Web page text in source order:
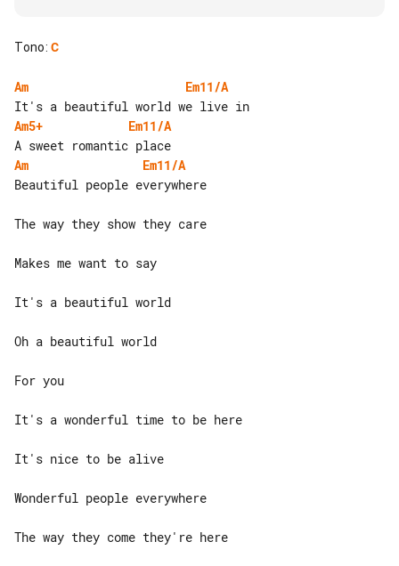
Tono: C
Am
Em11/A
Am5+
Em11/A
Am
Em11/A
Beautiful people everywhere
The way they show they care
Makes me want to say
It's a beautiful world
Oh a beautiful world
For you
It's a wonderful time to be here
It's nice to be alive
Wonderful people everywhere
The way they come they're here